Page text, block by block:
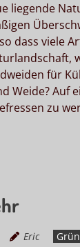
liegende
dass viele
für
Weide? Auf
zu
Eric